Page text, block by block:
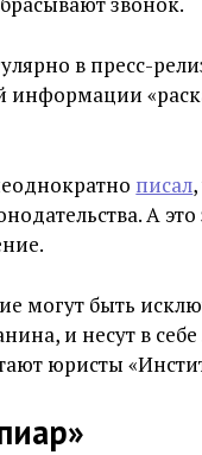
в пресс-
информации
писал
А
могут быть
и несут в
юристы